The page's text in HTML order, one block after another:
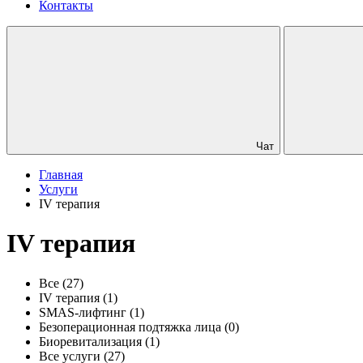
Контакты
Чат
Главная
Услуги
IV терапия
IV терапия
Все (27)
IV терапия (1)
SMAS-лифтинг (1)
Безоперационная подтяжка лица (0)
Биоревитализация (1)
Все услуги (27)